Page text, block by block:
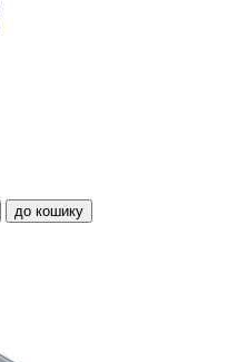
до кошику